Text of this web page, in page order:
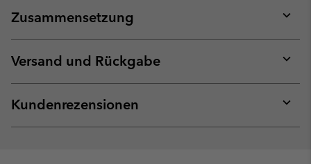
Zusammensetzung
or
Versand und Rückgabe
or
Kundenrezensionen
or